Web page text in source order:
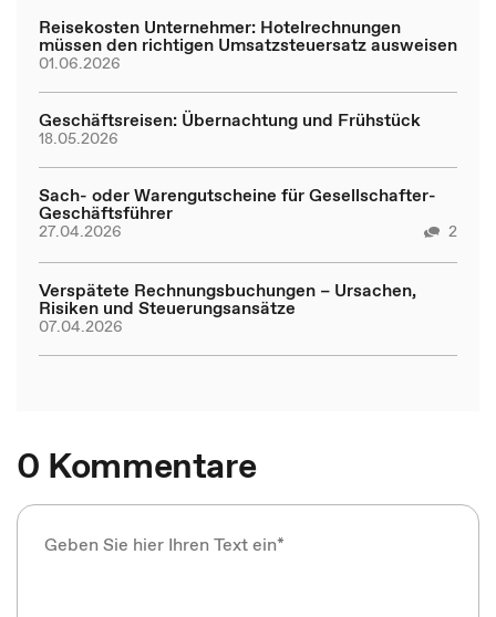
Reisekosten Unternehmer: Hotelrechnungen
müssen den richtigen Umsatzsteuersatz ausweisen
01.06.2026
Geschäftsreisen: Übernachtung und Frühstück
18.05.2026
Sach- oder Warengutscheine für Gesellschafter-
Geschäftsführer
27.04.2026 2
Verspätete Rechnungsbuchungen – Ursachen,
Risiken und Steuerungsansätze
07.04.2026
0 Kommentare